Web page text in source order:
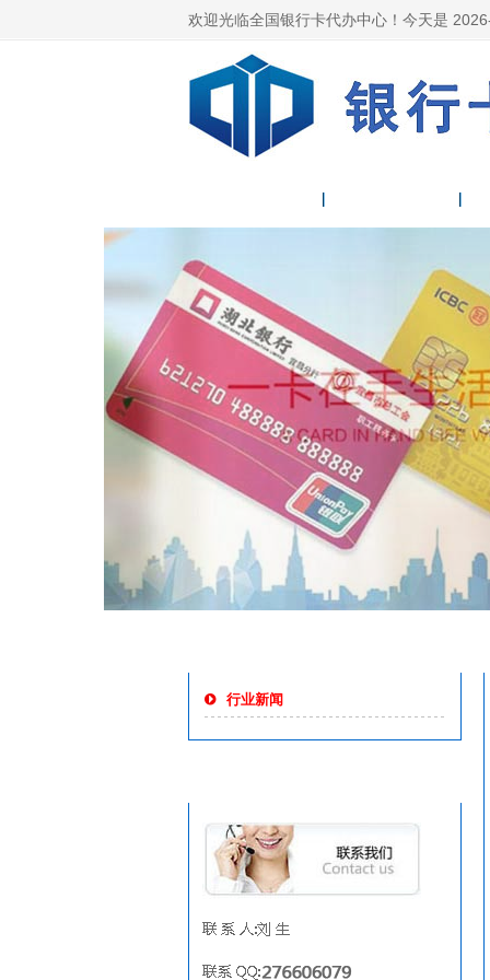
欢迎光临全国银行卡代办中心！今天是
行业新闻
联 系 人:刘 生
联系 QQ:*********